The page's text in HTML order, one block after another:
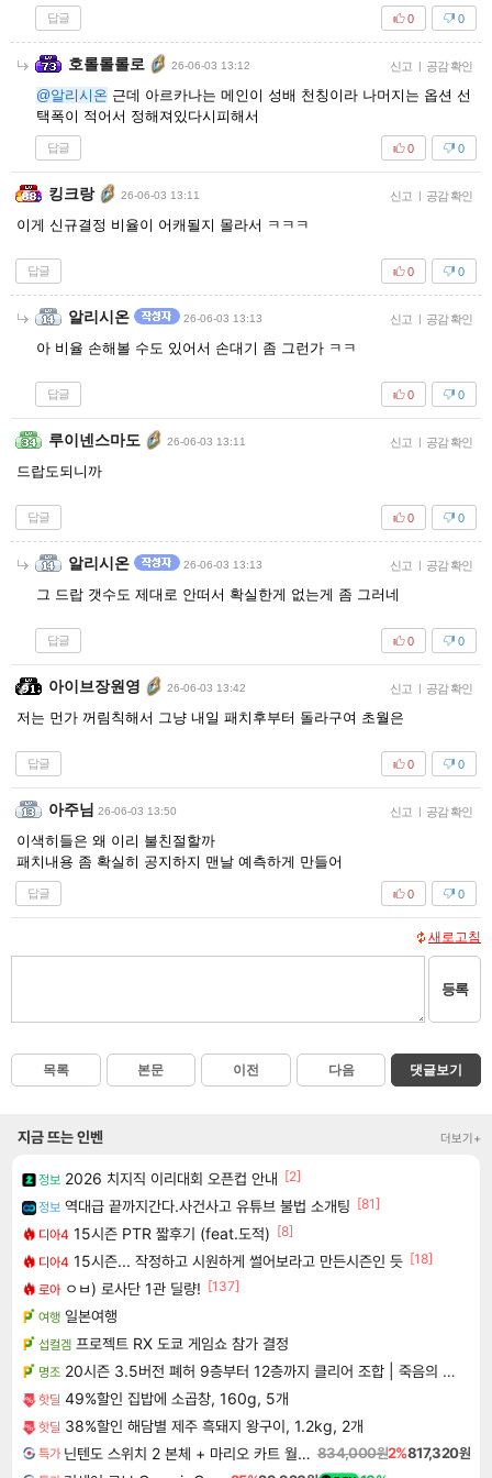
답글 0
0
호롤롤롤로 26-06-03 13:12 신고 | 공감 확인
@알리시온 근데 아르카나는 메인이 성배 천칭이라 나머지는 옵션 선
택폭이 적어서 정해져있다시피해서
답글 0
0
킹크랑 26-06-03 13:11 신고 | 공감 확인
이게 신규결정 비율이 어캐될지 몰라서 ㅋㅋㅋ
답글 0
0
알리시온 26-06-03 13:13 신고 | 공감 확인
아 비율 손해볼 수도 있어서 손대기 좀 그런가 ㅋㅋ
답글 0
0
루이넨스마도 26-06-03 13:11 신고 | 공감 확인
드랍도되니까
답글 0
0
알리시온 26-06-03 13:13 신고 | 공감 확인
그 드랍 갯수도 제대로 안떠서 확실한게 없는게 좀 그러네
답글 0
0
아이브장원영 26-06-03 13:42 신고 | 공감 확인
저는 먼가 꺼림칙해서 그냥 내일 패치후부터 돌라구여 초월은
답글 0
0
아주님 26-06-03 13:50 신고 | 공감 확인
이색히들은 왜 이리 불친절할까
패치내용 좀 확실히 공지하지 맨날 예측하게 만들어
답글 0
0
새로고침
등록
목록 본문 이전 다음 댓글보기
지금 뜨는 인벤 더보기+
정보 2026 치지직 이리대회 오픈컵 안내 [2]
정보 역대급 끝까지간다.사건사고 유튜브 불법 소개팅 [81]
디아4 15시즌 PTR 짧후기 (feat.도적) [8]
디아4 15시즌... 작정하고 시원하게 썰어보라고 만든시즌인 듯 [18]
로아 ㅇㅂ) 로사단 1관 딜량! [137]
여행 일본여행
섭컬겜 프로젝트 RX 도쿄 게임쇼 참가 결정
명조 20시즌 3.5버전 폐허 9층부터 12층까지 클리어 조합 | 죽음의 노래와 바닷속 폐허 |
핫딜 49%할인 집밥에 소곱창, 160g, 5개
핫딜 38%할인 해담별 제주 흑돼지 왕구이, 1.2kg, 2개
특가 닌텐도 스위치 2 본체 + 마리오 카트 월드 + 포켓몬 포코피아 번들 834,000원2%817,320원